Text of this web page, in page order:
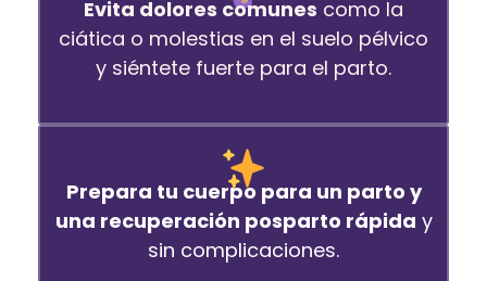
Evita dolores comunes como la
ciática o molestias en el suelo pélvico
y siéntete fuerte para el parto.
Prepara tu cuerpo para un parto y
una recuperación posparto rápida y
sin complicaciones.